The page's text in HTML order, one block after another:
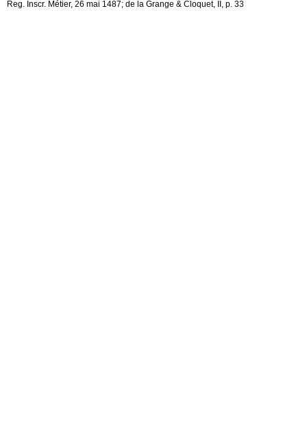
Reg. Inscr. Métier, 26 mai 1487; de la Grange & Cloquet, II, p. 33